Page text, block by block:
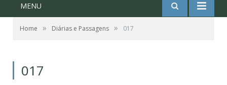
MENU
Home » Diárias e Passagens » 017
017